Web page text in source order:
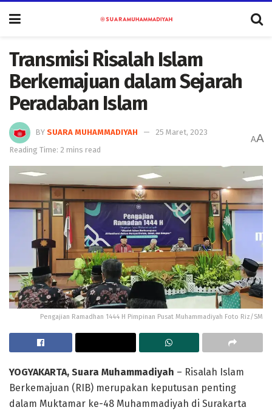
Transmisi Risalah Islam
Berkemajuan dalam Sejarah
Peradaban Islam
BY SUARA MUHAMMADIYAH
25 Maret, 2023
Reading Time: 2 mins read
AA
Pengajian Ramadhan 1444 H Pimpinan Pusat Muhammadiyah Foto Riz/SM
YOGYAKARTA, Suara Muhammadiyah – Risalah Islam
Berkemajuan (RIB) merupakan keputusan penting
dalam Muktamar ke-48 Muhammadiyah di Surakarta